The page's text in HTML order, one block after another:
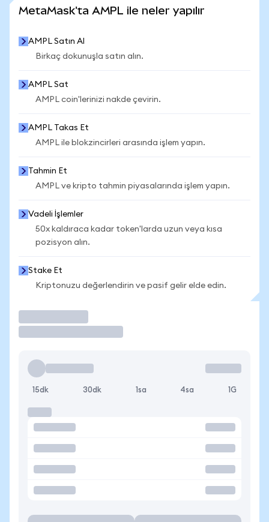
MetaMask'ta AMPL ile neler yapılır
AMPL Satın Al
Birkaç dokunuşla satın alın.
AMPL Sat
AMPL coin'lerinizi nakde çevirin.
AMPL Takas Et
AMPL ile blokzincirleri arasında işlem yapın.
Tahmin Et
AMPL ve kripto tahmin piyasalarında işlem yapın.
Vadeli İşlemler
50x kaldıraca kadar token'larda uzun veya kısa
pozisyon alın.
Stake Et
Kriptonuzu değerlendirin ve pasif gelir elde edin.
15dk 30dk 1sa 4sa 1G